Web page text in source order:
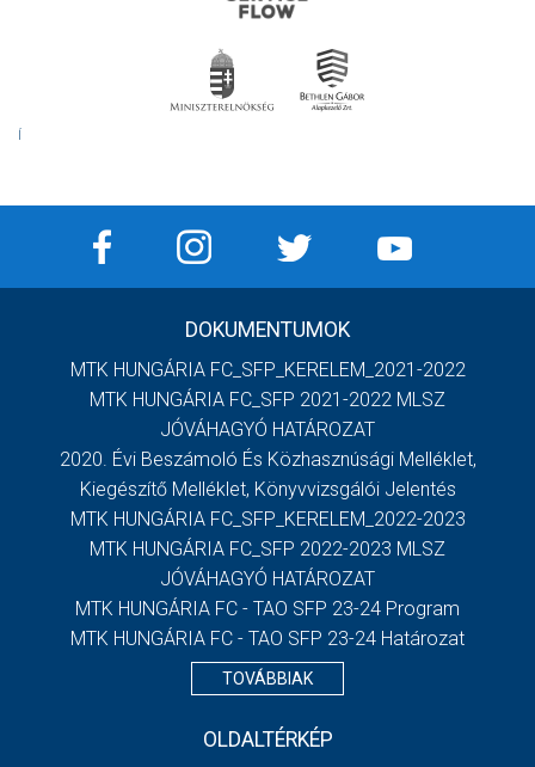
DOKUMENTUMOK
MTK HUNGÁRIA FC_SFP_KERELEM_2021-2022
MTK HUNGÁRIA FC_SFP 2021-2022 MLSZ
JÓVÁHAGYÓ HATÁROZAT
2020. Évi Beszámoló És Közhasznúsági Melléklet,
Kiegészítő Melléklet, Könyvvizsgálói Jelentés
MTK HUNGÁRIA FC_SFP_KERELEM_2022-2023
MTK HUNGÁRIA FC_SFP 2022-2023 MLSZ
JÓVÁHAGYÓ HATÁROZAT
MTK HUNGÁRIA FC - TAO SFP 23-24 Program
MTK HUNGÁRIA FC - TAO SFP 23-24 Határozat
TOVÁBBIAK
OLDALTÉRKÉP